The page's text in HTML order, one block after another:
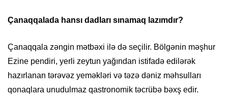
Çanaqqalada hansı dadları sınamaq lazımdır?
Çanaqqala zəngin mətbəxi ilə də seçilir. Bölgənin məşhur
Ezine pendiri, yerli zeytun yağından istifadə edilərək
hazırlanan tərəvəz yeməkləri və təzə dəniz məhsulları
qonaqlara unudulmaz qastronomik təcrübə bəxş edir.